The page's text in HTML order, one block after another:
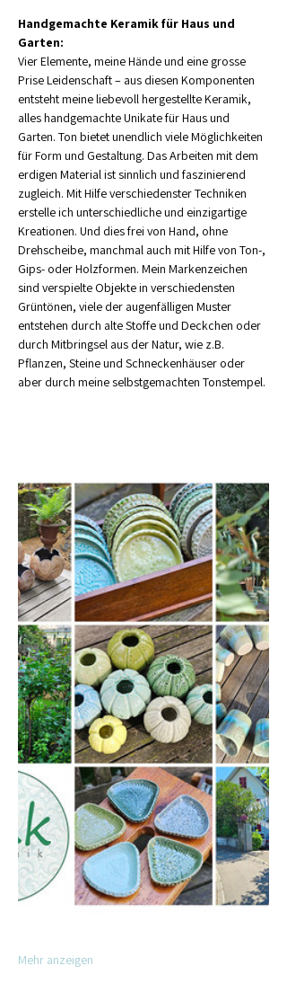
Handgemachte Keramik für Haus und
Garten:
Vier Elemente, meine Hände und eine grosse
Prise Leidenschaft – aus diesen Komponenten
entsteht meine liebevoll hergestellte Keramik,
alles handgemachte Unikate für Haus und
Garten. Ton bietet unendlich viele Möglichkeiten
für Form und Gestaltung. Das Arbeiten mit dem
erdigen Material ist sinnlich und faszinierend
zugleich. Mit Hilfe verschiedenster Techniken
erstelle ich unterschiedliche und einzigartige
Kreationen. Und dies frei von Hand, ohne
Drehscheibe, manchmal auch mit Hilfe von Ton-,
Gips- oder Holzformen. Mein Markenzeichen
sind verspielte Objekte in verschiedensten
Grüntönen, viele der augenfälligen Muster
entstehen durch alte Stoffe und Deckchen oder
durch Mitbringsel aus der Natur, wie z.B.
Pflanzen, Steine und Schneckenhäuser oder
aber durch meine selbstgemachten Tonstempel.
Mehr anzeigen